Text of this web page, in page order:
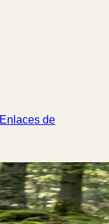
Enlaces de